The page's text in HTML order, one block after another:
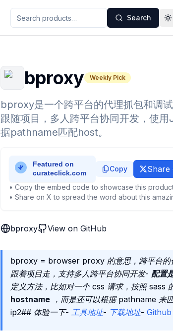
Search
bproxy Weekly Pick
bproxy是一个跨平台的代理抓包和调
跟随项目，多人跨平台协同开发，使
据pathname匹配host。
Copy Share
• Copy the embed code to showcase this
• Share on X to spread the word about this
bproxy View on GitHub
bproxy = browser proxy 的意思，跨平台的
跟着项目走，支持多人跨平台协同开发- 配置
定义方法，比如对一个 css 请求，按照 sass
hostname ，而是还可以根据 pathname 来
ip2## 体验一下- 工具地址- 下载地址- Github